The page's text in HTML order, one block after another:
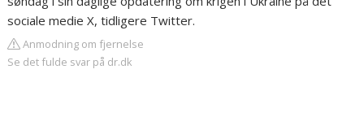
sociale medie X, tidligere Twitter.
Anmodning om fjernelse
Se det fulde svar på dr.dk